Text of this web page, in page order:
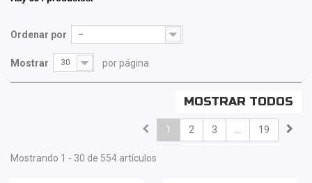
Ordenar por --
Mostrar 30 por página
MOSTRAR TODOS
1 2 3 ... 19
Mostrando 1 - 30 de 554 artículos